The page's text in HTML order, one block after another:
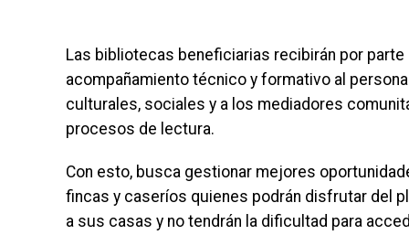
Las bibliotecas beneficiarias recibirán por
acompañamiento técnico y formativo al
culturales, sociales y a los mediadores
procesos de lectura.
Con esto, busca gestionar mejores
fincas y caseríos quienes podrán disfrutar del
a sus casas y no tendrán la dificultad para